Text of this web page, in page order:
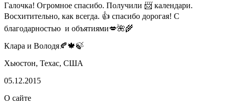
Галочка! Огромное спасибо. Получили 📨 календари.
Восхитительно, как всегда. 👍 спасибо дорогая! С
благодарностью и объятиями💋🌺🌾
Клара и Володя🍂🍁🍃
Хьюстон, Техас, США
05.12.2015
О сайте